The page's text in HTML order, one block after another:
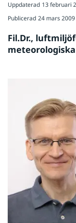
Uppdaterad 13 februari
Publicerad 24 mars 2009
Fil.Dr.,